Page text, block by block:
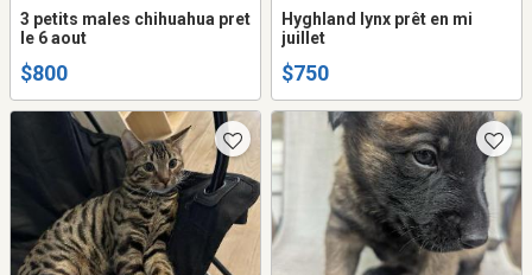
3 petits males chihuahua pret
le 6 aout
$800
Hyghland lynx prêt en mi
juillet
$750